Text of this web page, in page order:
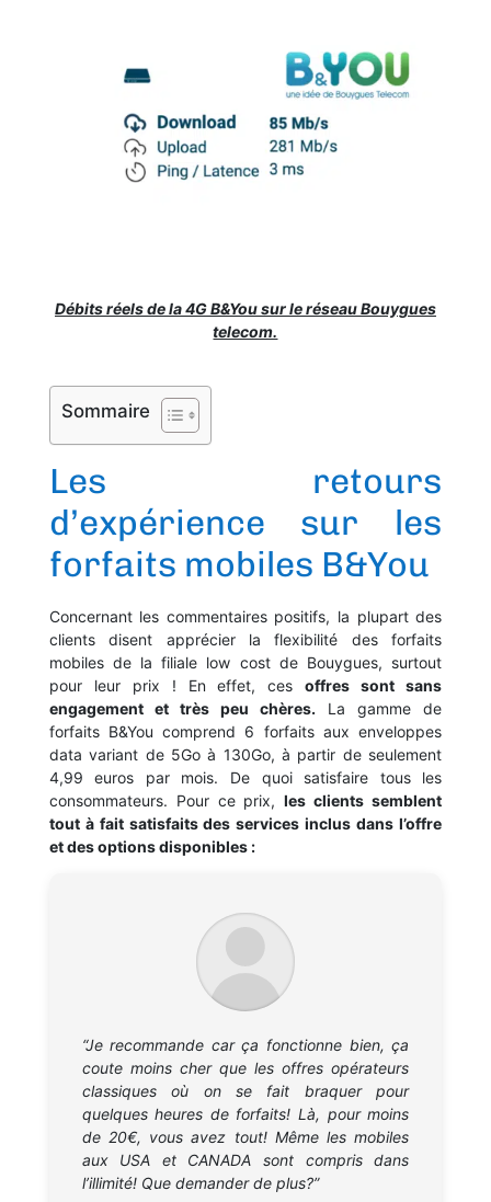
Débits réels de la 4G B&You sur le réseau Bouygues
telecom.
Sommaire
Les retours
d’expérience sur les
forfaits mobiles B&You
Concernant les commentaires positifs, la plupart des
clients disent apprécier la flexibilité des forfaits
mobiles de la filiale low cost de Bouygues, surtout
pour leur prix ! En effet, cesoffres sont sans
engagement et très peu chères. La gamme de
forfaits B&You comprend 6 forfaits aux enveloppes
data variant de 5Go à 130Go, à partir de seulement
4,99 euros par mois. De quoi satisfaire tous les
consommateurs. Pour ce prix,les clients semblent
tout à fait satisfaits des services inclus dans l’offre
et des options disponibles :
“Je recommande car ça fonctionne bien, ça
coute moins cher que les offres opérateurs
classiques où on se fait braquer pour
quelques heures de forfaits! Là, pour moins
de 20€, vous avez tout! Même les mobiles
aux USA et CANADA sont compris dans
l’illimité! Que demander de plus?”